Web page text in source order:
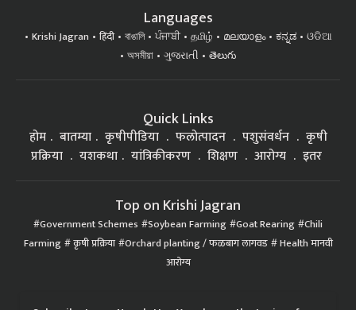
Languages
Krishi Jagran हिंदी বাঙালি ਪੰਜਾਬੀ தமிழ் മലയാളം ಕನ್ನಡ
ଓଡିଆ
অসমীয়া
ગુજરાતી తెలుగు
Quick Links
होम बातम्या कृषीपीडिया फलोत्पादन पशुसंवर्धन
कृषी
प्रक्रिया
यशकथा यांत्रिकीकरण शिक्षण आरोग्य इतर
Top on Krishi Jagran
Government Schemes Soybean Farming Goat Rearing Chili
Farming कृषी प्रक्रिया Orchard planting / फळबाग लागवड Health मानवी
आरोग्य